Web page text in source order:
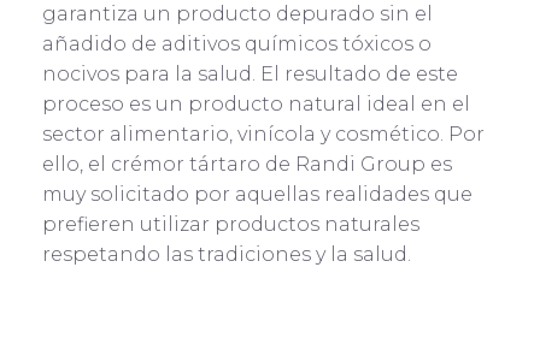
garantiza un producto depurado sin el
añadido de aditivos químicos tóxicos o
nocivos para la salud. El resultado de este
proceso es un producto natural ideal en el
sector alimentario, vinícola y cosmético. Por
ello, el crémor tártaro de Randi Group es
muy solicitado por aquellas realidades que
prefieren utilizar productos naturales
respetando las tradiciones y la salud.